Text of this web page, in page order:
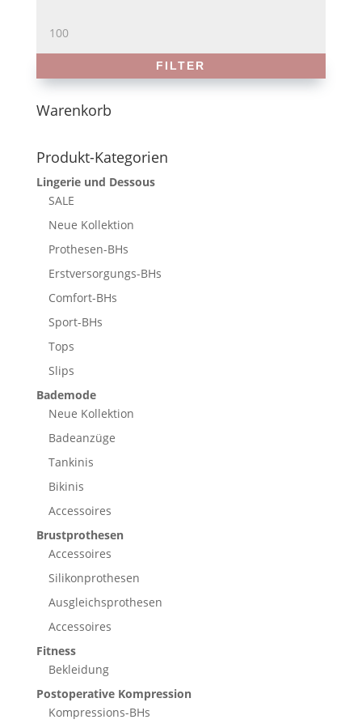
FILTER
Warenkorb
Produkt-Kategorien
Lingerie und Dessous
SALE
Neue Kollektion
Prothesen-BHs
Erstversorgungs-BHs
Comfort-BHs
Sport-BHs
Tops
Slips
Bademode
Neue Kollektion
Badeanzüge
Tankinis
Bikinis
Accessoires
Brustprothesen
Accessoires
Silikonprothesen
Ausgleichsprothesen
Accessoires
Fitness
Bekleidung
Postoperative Kompression
Kompressions-BHs